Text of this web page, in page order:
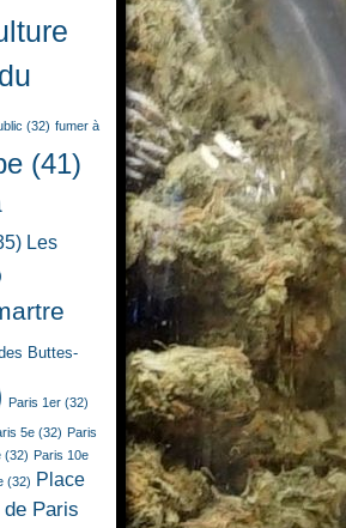
(32) fumer à
(41)
Les
Buttes-
Paris 1er (32)
5e (32) Paris
(32) Paris 10e
(32) Place
Paris